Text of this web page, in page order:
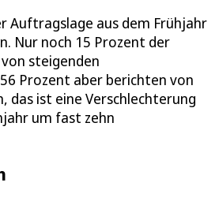
Auftragslage aus dem Frühjahr
Nur noch 15 Prozent der
steigenden
Prozent aber berichten von
das ist eine Verschlechterung
um fast zehn